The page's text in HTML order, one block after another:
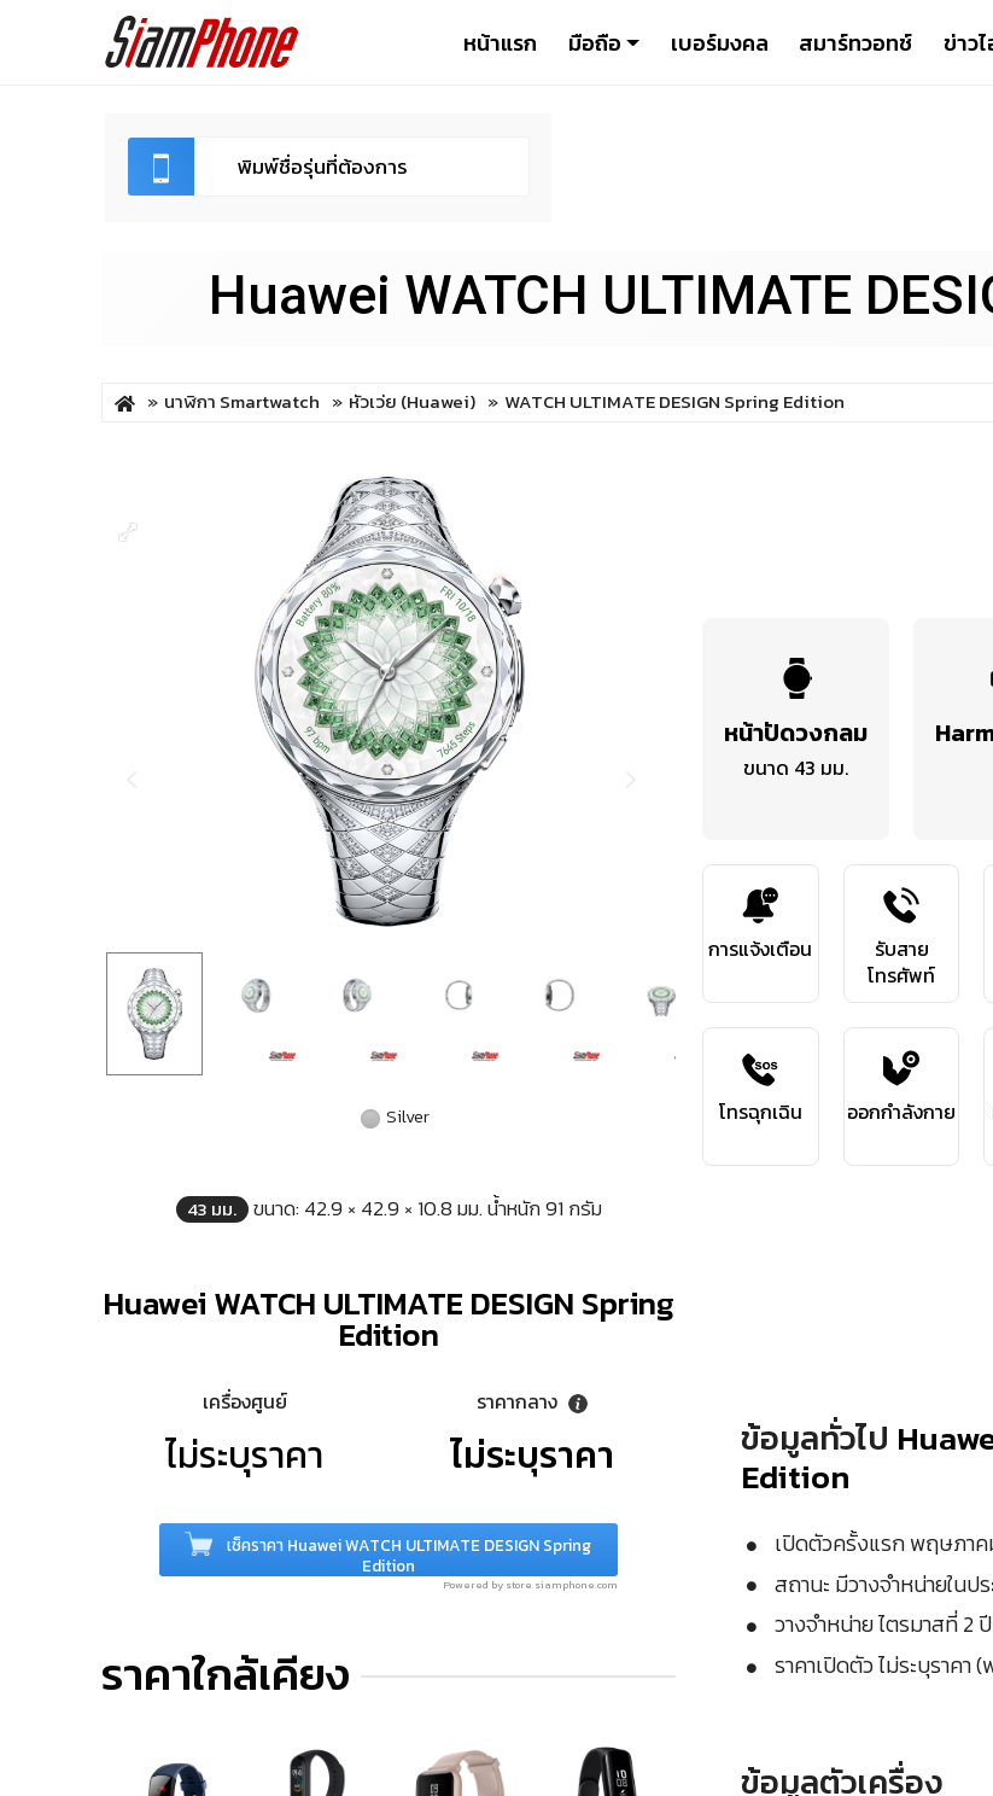
หน้าแรก มือถือ เบอร์มงคล สมาร์ทวอทช์ ข่าว
Huawei WATCH ULTIMATE
นาฬิกา Smartwatch หัวเว่ย (Huawei) WATCH ULTIMATE DESIGN Spring Edition
Silver
43 มม. ขนาด: 42.9 × 42.9 × 10.8 มม. น้ำหนัก 91 กรัม
Huawei WATCH ULTIMATE DESIGN Spring
Edition
เครื่องศูนย์
ไม่ระบุราคา
ราคากลาง
ไม่ระบุราคา
เช็คราคา Huawei WATCH ULTIMATE DESIGN Spring
Edition
Powered by store.siamphone.com
ราคาใกล้เคียง
หน้าปัดวงกลม
ขนาด 43 มม.
การแจ้งเตือน
รับสาย
โทรศัพท์
โทรฉุกเฉิน ออกกำลังกาย
ข้อมูลทั่วไป
Edition
เปิดตัวครั้งแรก พฤษภา
สถานะ มีวางจำหน่ายในป
วางจำหน่าย ไตรมาสที่ 2
ราคาเปิดตัว ไม่ระบุราคา
ข้อมูลตัวเครื่อง